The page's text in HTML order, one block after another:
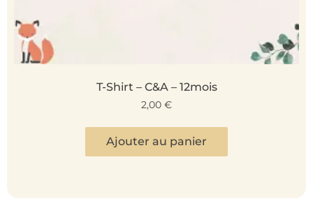
T-Shirt – C&A – 12mois
2,00 €
Ajouter au panier